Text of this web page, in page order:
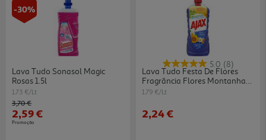
-30%
Lava Tudo Sonasol Magic
Rosas 1.5l
1.73 €/Lt
Price reduced from
3,70 €to
2,59 €
Promoção
5.0 (8)
Lava Tudo Festa De Flores
Fragrância Flores Montanha
Ajax 1250ml
1.79 €/Lt
2,24 €